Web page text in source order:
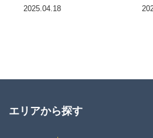
2025.04.18
エリアから探す